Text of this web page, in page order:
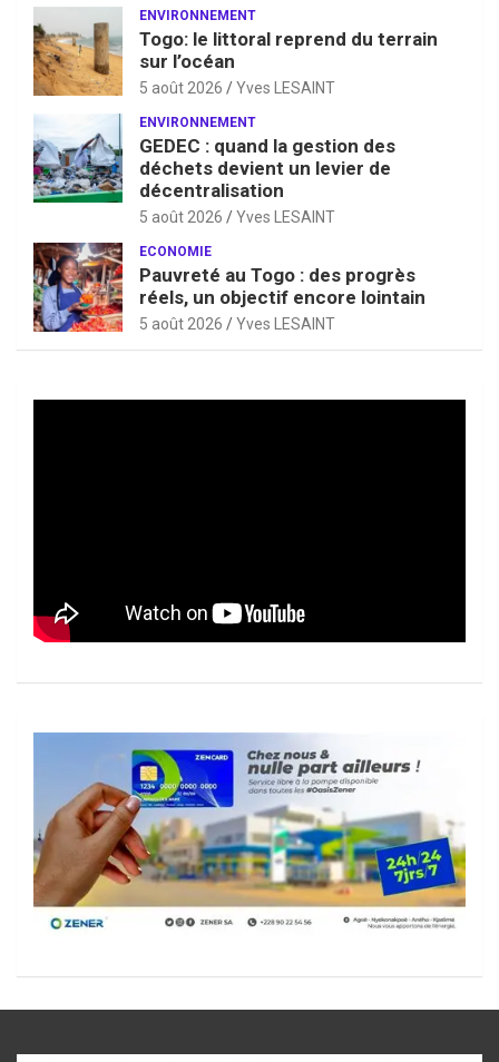
ENVIRONNEMENT
Togo: le littoral reprend du terrain
sur l’océan
5 août 2026 Yves LESAINT
ENVIRONNEMENT
GEDEC : quand la gestion des
déchets devient un levier de
décentralisation
5 août 2026 Yves LESAINT
ECONOMIE
Pauvreté au Togo : des progrès
réels, un objectif encore lointain
5 août 2026 Yves LESAINT